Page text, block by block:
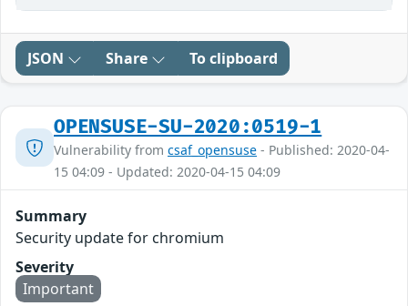
JSON Share To clipboard
OPENSUSE-SU-2020:0519-1
Vulnerability from csaf_opensuse - Published: 2020-04-
15 04:09 - Updated: 2020-04-15 04:09
Summary
Security update for chromium
Severity
Important